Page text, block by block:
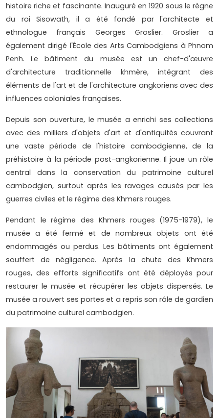
histoire riche et fascinante. Inauguré en 1920 sous le règne
du roi Sisowath, il a été fondé par l'architecte et
ethnologue français Georges Groslier. Groslier a
également dirigé l'École des Arts Cambodgiens à Phnom
Penh. Le bâtiment du musée est un chef-d'œuvre
d'architecture traditionnelle khmère, intégrant des
éléments de l'art et de l'architecture angkoriens avec des
influences coloniales françaises.
Depuis son ouverture, le musée a enrichi ses collections
avec des milliers d'objets d'art et d'antiquités couvrant
une vaste période de l'histoire cambodgienne, de la
préhistoire à la période post-angkorienne. Il joue un rôle
central dans la conservation du patrimoine culturel
cambodgien, surtout après les ravages causés par les
guerres civiles et le régime des Khmers rouges.
Pendant le régime des Khmers rouges (1975-1979), le
musée a été fermé et de nombreux objets ont été
endommagés ou perdus. Les bâtiments ont également
souffert de négligence. Après la chute des Khmers
rouges, des efforts significatifs ont été déployés pour
restaurer le musée et récupérer les objets dispersés. Le
musée a rouvert ses portes et a repris son rôle de gardien
du patrimoine culturel cambodgien.